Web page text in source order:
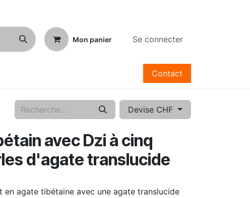
Mon panier Se connecter
Contact
Devise CHF
avec Dzi à cinq
d'agate translucide
en agate tibétaine avec une agate translucide